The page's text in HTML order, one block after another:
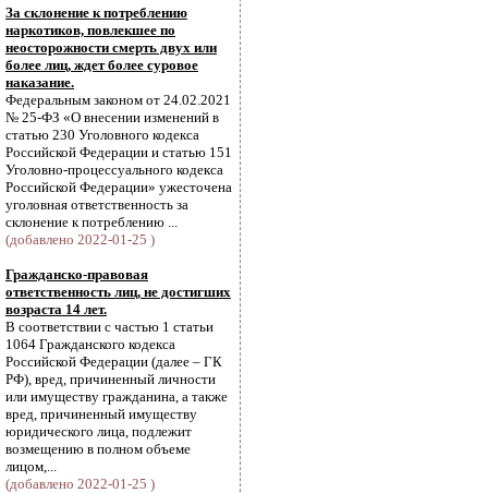
За склонение к потреблению
наркотиков, повлекшее по
неосторожности смерть двух или
более лиц, ждет более суровое
наказание.
Федеральным законом от 24.02.2021
№ 25-ФЗ «О внесении изменений в
статью 230 Уголовного кодекса
Российской Федерации и статью 151
Уголовно-процессуального кодекса
Российской Федерации» ужесточена
уголовная ответственность за
склонение к потреблению ...
(добавлено 2022-01-25 )
Гражданско-правовая
ответственность лиц, не достигших
возраста 14 лет.
В соответствии с частью 1 статьи
1064 Гражданского кодекса
Российской Федерации (далее – ГК
РФ), вред, причиненный личности
или имуществу гражданина, а также
вред, причиненный имуществу
юридического лица, подлежит
возмещению в полном объеме
лицом,...
(добавлено 2022-01-25 )